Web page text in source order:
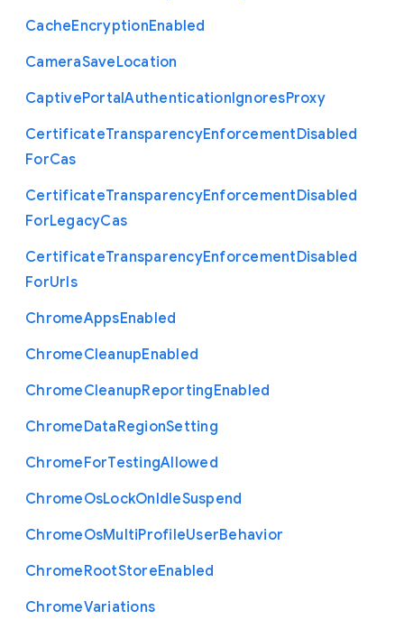
CacheEncryptionEnabled
CameraSaveLocation
CaptivePortalAuthenticationIgnoresProxy
CertificateTransparencyEnforcementDisabled
ForCas
CertificateTransparencyEnforcementDisabled
ForLegacyCas
CertificateTransparencyEnforcementDisabled
ForUrls
ChromeAppsEnabled
ChromeCleanupEnabled
ChromeCleanupReportingEnabled
ChromeDataRegionSetting
ChromeForTestingAllowed
ChromeOsLockOnIdleSuspend
ChromeOsMultiProfileUserBehavior
ChromeRootStoreEnabled
ChromeVariations